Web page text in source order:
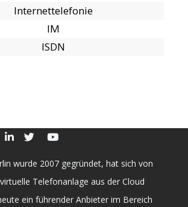
Internettelefonie
IM
ISDN
wurde 2007 gegründet, hat sich von
Telefonanlage aus der Cloud
ein führender Anbieter im Bereich